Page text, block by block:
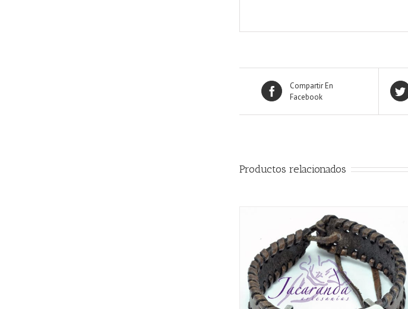
Compartir En
Facebook
Productos relacionados
AÑADIR AL CARRITO / QUICK VIEW